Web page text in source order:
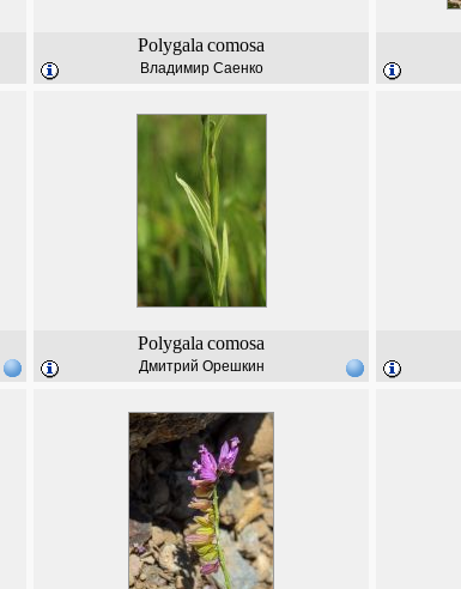
Polygala comosa
Владимир Саенко
Polygala comosa
Дмитрий Орешкин